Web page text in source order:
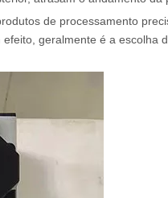
de processamento
geralmente é a escolha